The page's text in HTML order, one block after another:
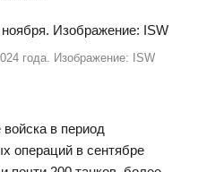
года. Изображение: ISW
в период
операций в сентябре